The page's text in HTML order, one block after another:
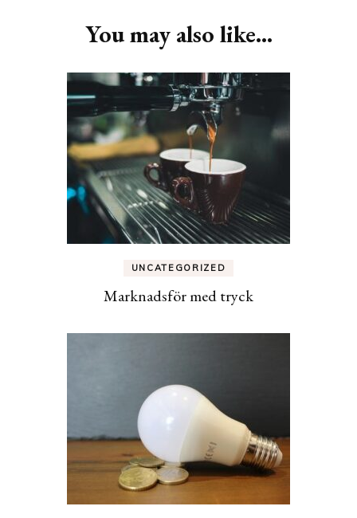
You may also like...
UNCATEGORIZED
Marknadsför med tryck